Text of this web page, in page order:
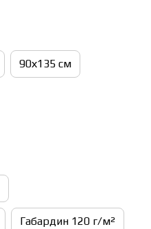
90х135 см
Габардин 120 г/м²